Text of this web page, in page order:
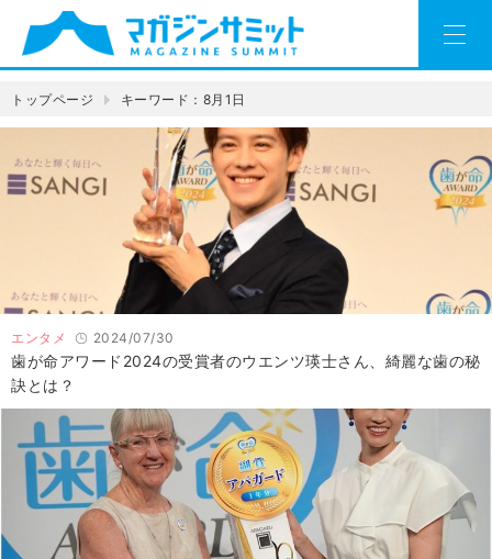
トップページ キーワード：8月1日
エンタメ 2024/07/30
歯が命アワード2024の受賞者のウエンツ瑛士さん、綺麗な歯の秘
訣とは？